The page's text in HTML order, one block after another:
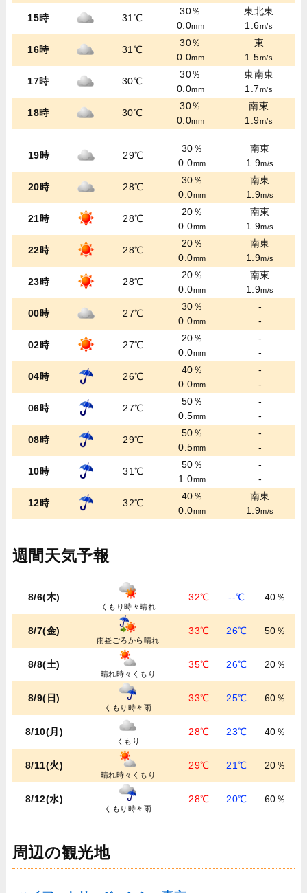
15時 31℃
30％
0.0mm
東北東
1.6m/s
16時 31℃
30％
0.0mm
東
1.5m/s
17時 30℃
30％
0.0mm
東南東
1.7m/s
18時 30℃
30％
0.0mm
南東
1.9m/s
19時 29℃
30％
0.0mm
南東
1.9m/s
20時 28℃
30％
0.0mm
南東
1.9m/s
21時 28℃
20％
0.0mm
南東
1.9m/s
22時 28℃
20％
0.0mm
南東
1.9m/s
23時 28℃
20％
0.0mm
南東
1.9m/s
00時 27℃
30％
0.0mm
-
-
02時 27℃
20％
0.0mm
-
-
04時 26℃
40％
0.0mm
-
-
06時 27℃
50％
0.5mm
-
-
08時 29℃
50％
0.5mm
-
-
10時 31℃
50％
1.0mm
-
-
12時 32℃
40％
0.0mm
南東
1.9m/s
週間天気予報
8/6(木)
くもり時々晴れ
32℃ --℃ 40％
8/7(金)
雨昼ごろから晴れ
33℃ 26℃ 50％
8/8(土)
晴れ時々くもり
35℃ 26℃ 20％
8/9(日)
くもり時々雨
33℃ 25℃ 60％
8/10(月)
くもり
28℃ 23℃ 40％
8/11(火)
晴れ時々くもり
29℃ 21℃ 20％
8/12(水)
くもり時々雨
28℃ 20℃ 60％
周辺の観光地